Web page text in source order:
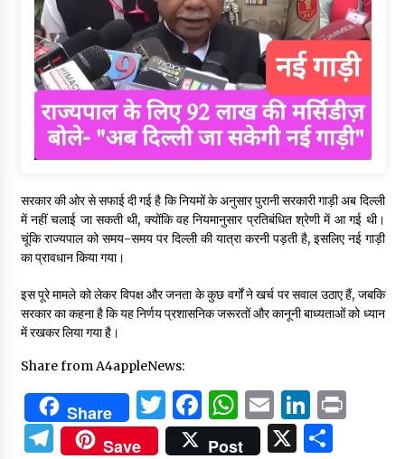
सरकार की ओर से सफाई दी गई है कि नियमों के अनुसार पुरानी सरकारी गाड़ी अब दिल्ली
में नहीं चलाई जा सकती थी, क्योंकि वह नियमानुसार प्रतिबंधित श्रेणी में आ गई थी।
चूंकि राज्यपाल को समय-समय पर दिल्ली की यात्रा करनी पड़ती है, इसलिए नई गाड़ी
का प्रावधान किया गया।
इस पूरे मामले को लेकर विपक्ष और जनता के कुछ वर्गों ने खर्च पर सवाल उठाए हैं, जबकि
सरकार का कहना है कि यह निर्णय प्रशासनिक जरूरतों और कानूनी बाध्यताओं को ध्यान
में रखकर लिया गया है।
Share from A4appleNews:
Share Twitter
Facebook
WhatsApp
Email
Telegram
Save Post X